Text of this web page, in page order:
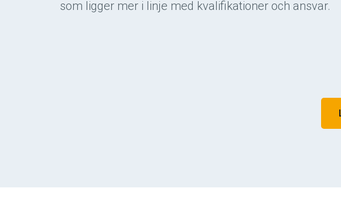
som ligger mer i linje med kvalifikationer och ansvar.